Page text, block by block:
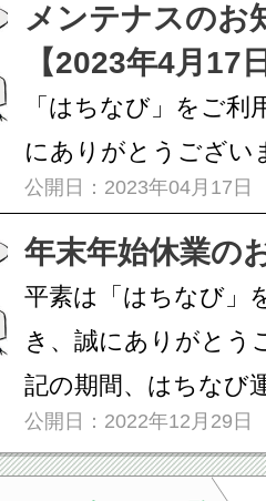
メンテナスのお
【2023年4月17
「はちなび」をご利
にありがとうござい
間、システムメンテ
「はちな...
公開日：2023年04月17日
年末年始休業の
平素は「はちなび」
き、誠にありがとう
記の期間、はちなび
末年始...
公開日：2022年12月29日